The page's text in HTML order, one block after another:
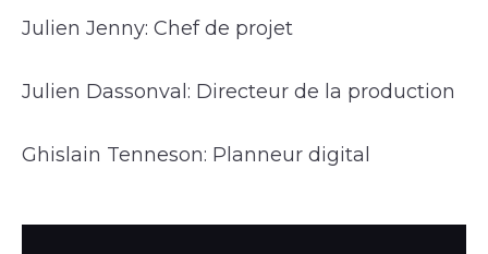
Julien Jenny: Chef de projet
Julien Dassonval: Directeur de la production
Ghislain Tenneson: Planneur digital